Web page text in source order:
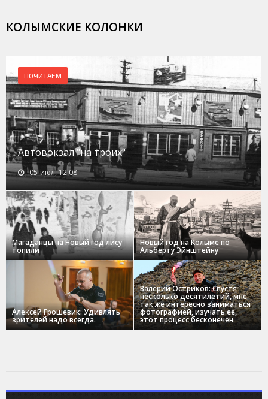
КОЛЫМСКИЕ КОЛОНКИ
ПОЧИТАЕМ
Автовокзал "на троих"
05-июл, 12:08
Магаданцы на Новый год лису
топили
Новый год на Колыме по
Альберту Эйнштейну
Алексей Грошевик: Удивлять
зрителей надо всегда.
Валерий Остриков: Спустя
несколько десятилетий, мне
так же интересно заниматься
фотографией, изучать ее,
этот процесс бесконечен.